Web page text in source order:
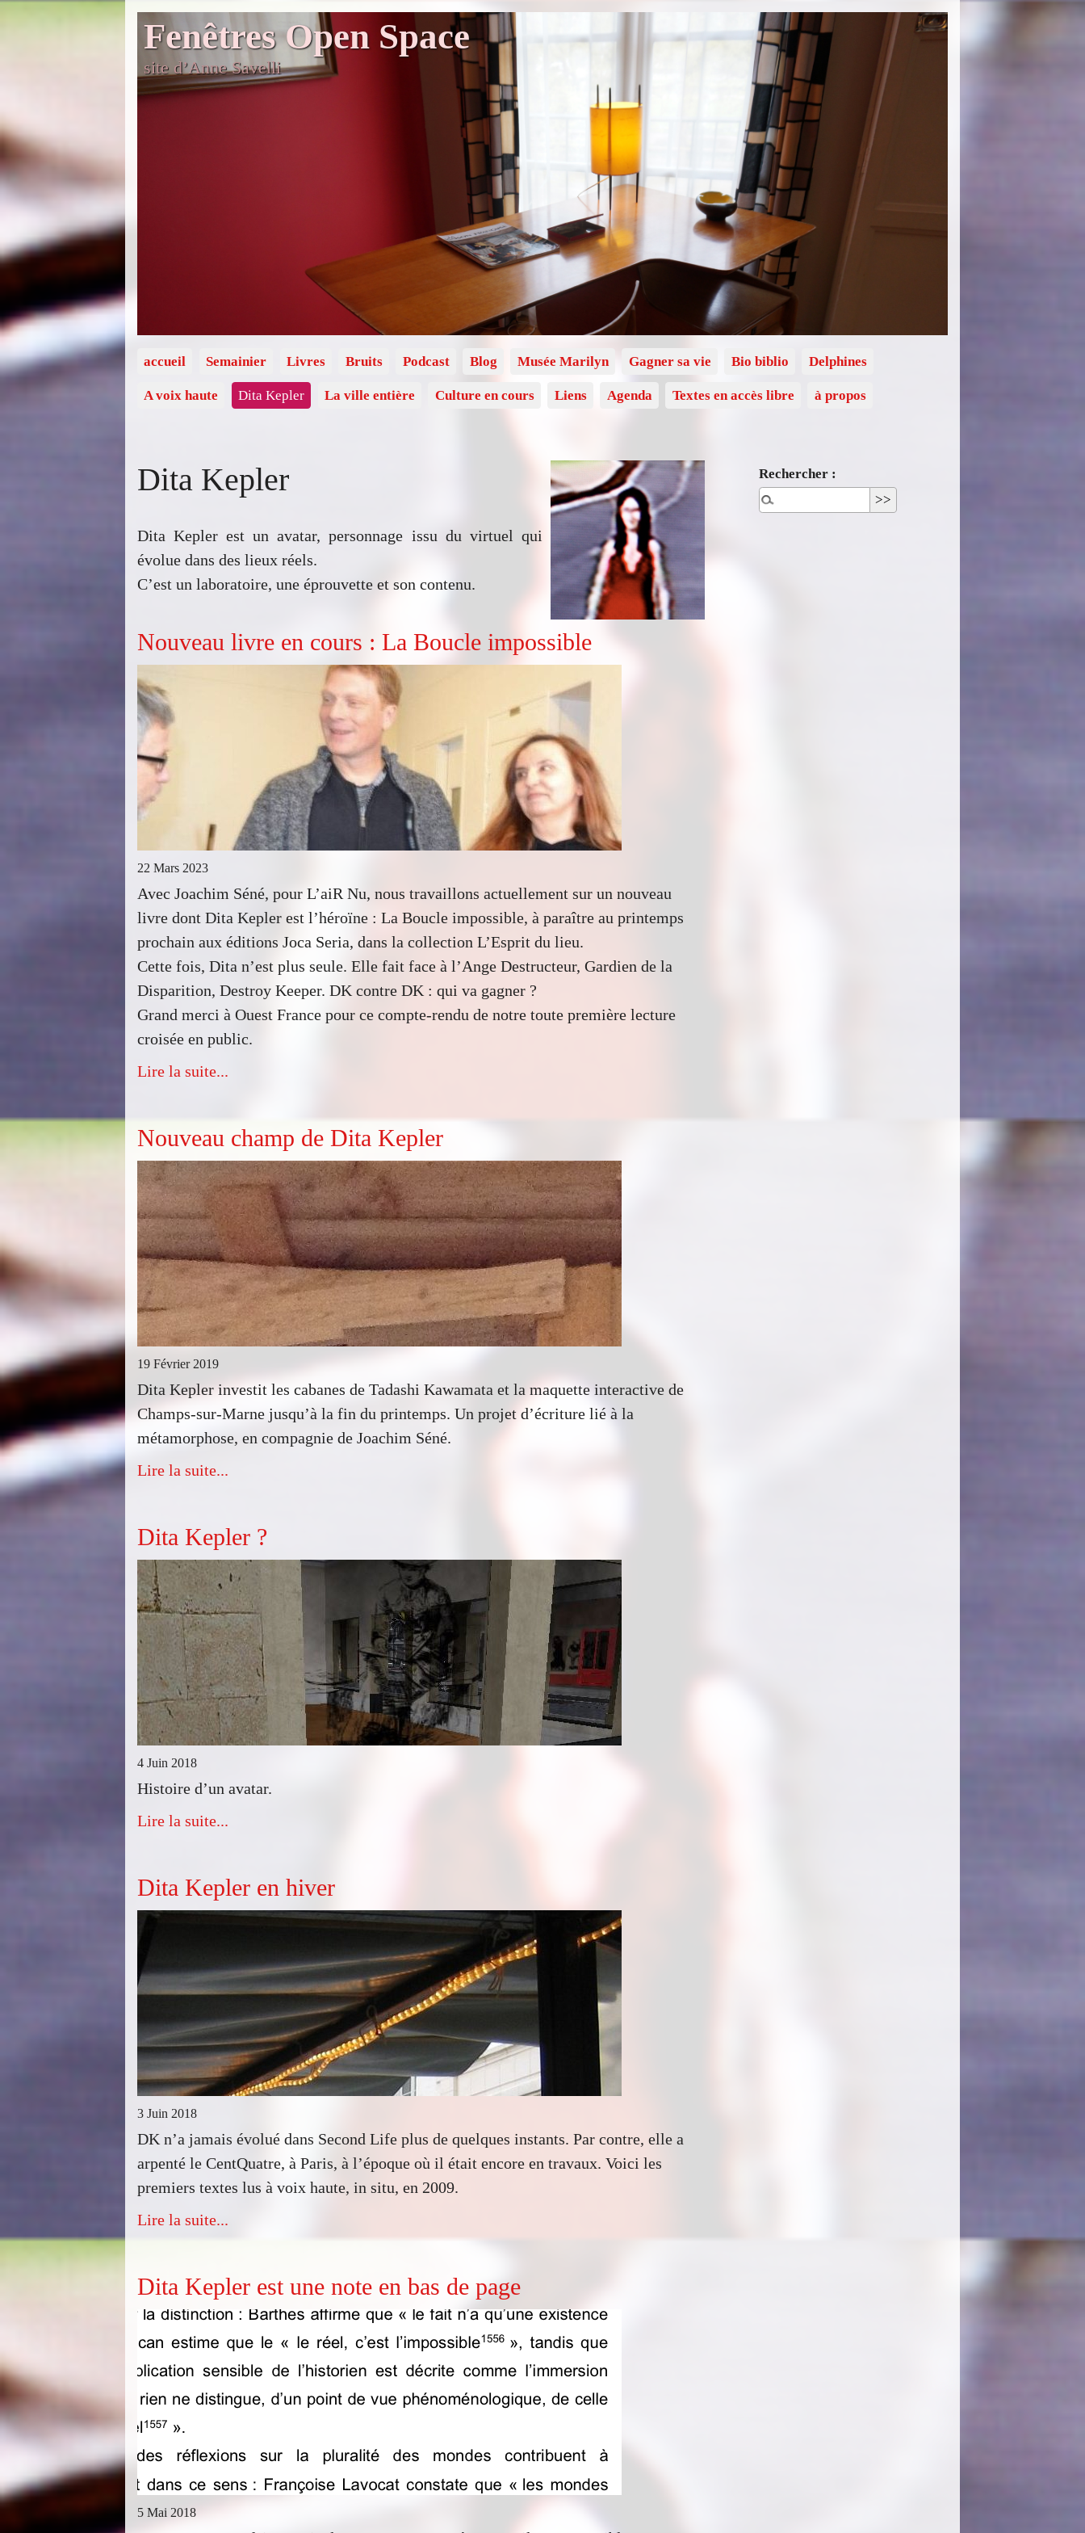
Fenêtres Open Space
site d’Anne Savelli
accueil Semainier Livres Bruits Podcast Blog Musée Marilyn Gagner sa vie Bio biblio Delphines
A voix haute Dita Kepler La ville entière Culture en cours Liens Agenda Textes en accès libre à propos
Dita Kepler
Dita Kepler est un avatar, personnage issu du virtuel qui
évolue dans des lieux réels.
C’est un laboratoire, une éprouvette et son contenu.
Nouveau livre en cours : La Boucle impossible
22 Mars 2023
Avec Joachim Séné, pour L’aiR Nu, nous travaillons actuellement sur un nouveau
livre dont Dita Kepler est l’héroïne : La Boucle impossible, à paraître au printemps
prochain aux éditions Joca Seria, dans la collection L’Esprit du lieu.
Cette fois, Dita n’est plus seule. Elle fait face à l’Ange Destructeur, Gardien de la
Disparition, Destroy Keeper. DK contre DK : qui va gagner ?
Grand merci à Ouest France pour ce compte-rendu de notre toute première lecture
croisée en public.
Lire la suite...
Nouveau champ de Dita Kepler
19 Février 2019
Dita Kepler investit les cabanes de Tadashi Kawamata et la maquette interactive de
Champs-sur-Marne jusqu’à la fin du printemps. Un projet d’écriture lié à la
métamorphose, en compagnie de Joachim Séné.
Lire la suite...
Dita Kepler ?
4 Juin 2018
Histoire d’un avatar.
Lire la suite...
Dita Kepler en hiver
3 Juin 2018
DK n’a jamais évolué dans Second Life plus de quelques instants. Par contre, elle a
arpenté le CentQuatre, à Paris, à l’époque où il était encore en travaux. Voici les
premiers textes lus à voix haute, in situ, en 2009.
Lire la suite...
Dita Kepler est une note en bas de page
5 Mai 2018
Rechercher :